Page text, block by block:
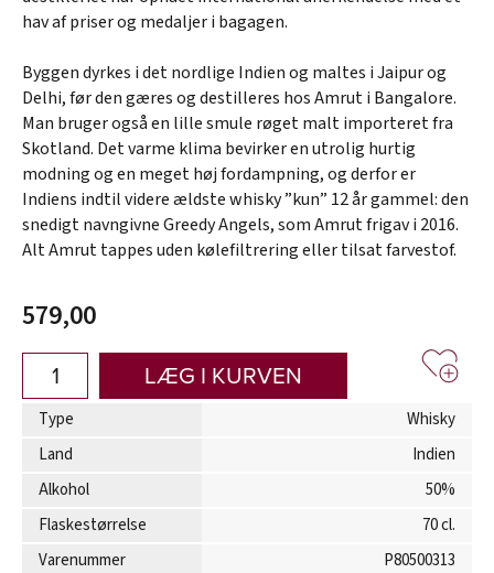
hav af priser og medaljer i bagagen.
Byggen dyrkes i det nordlige Indien og maltes i Jaipur og
Delhi, før den gæres og destilleres hos Amrut i Bangalore.
Man bruger også en lille smule røget malt importeret fra
Skotland. Det varme klima bevirker en utrolig hurtig
modning og en meget høj fordampning, og derfor er
Indiens indtil videre ældste whisky ”kun” 12 år gammel: den
snedigt navngivne Greedy Angels, som Amrut frigav i 2016.
Alt Amrut tappes uden kølefiltrering eller tilsat farvestof.
579,00
LÆG I KURVEN
Type
Whisky
Land
Indien
Alkohol
50%
Flaskestørrelse
70 cl.
Varenummer
P80500313